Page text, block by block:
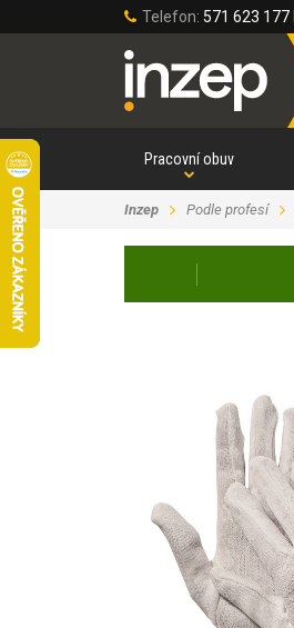
Telefon: 571 623 177
Pracovní obuv
Inzep Podle profesí